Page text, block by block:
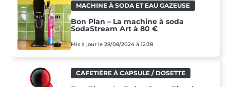
MACHINE À SODA ET EAU GAZEUSE
Bon Plan – La machine à soda
SodaStream Art à 80 €
Mis à jour le 28/08/2024 à 12:38
CAFETIÈRE À CAPSULE / DOSETTE